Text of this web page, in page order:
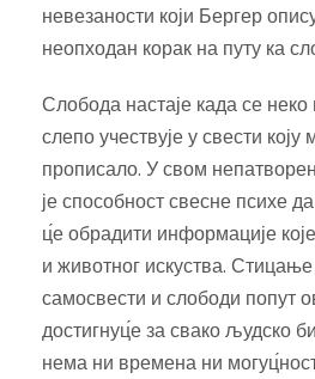
невезаности који Бергер
неопходан корак на путу ка
Слобода настаје када се
слепо учествује у свести коју
прописало. У свом
је способност свесне психе
ц́е обрадити информације
и животног искуства.
самосвести и слободи попут
достигнуц́е за свако људско
нема ни времена ни